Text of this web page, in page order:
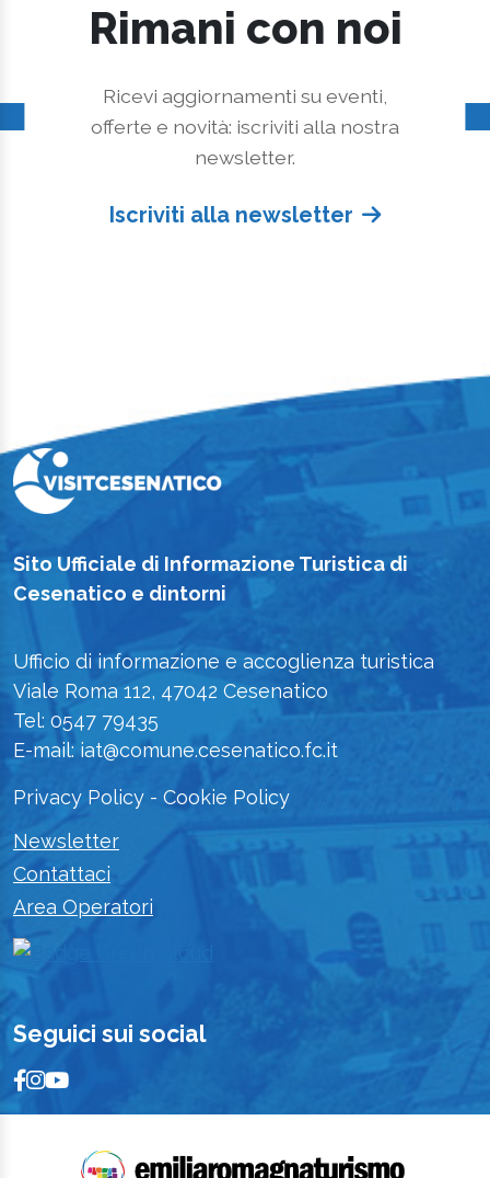
Rimani con noi
Ricevi aggiornamenti su eventi,
offerte e novità: iscriviti alla nostra
newsletter.
Iscriviti alla newsletter
Sito Ufficiale di Informazione Turistica di
Cesenatico e dintorni
Ufficio di informazione e accoglienza turistica
Viale Roma 112, 47042 Cesenatico
Tel: 0547 79435
E-mail: iat@comune.cesenatico.fc.it
Privacy Policy - Cookie Policy
Newsletter
Contattaci
Area Operatori
Seguici sui social